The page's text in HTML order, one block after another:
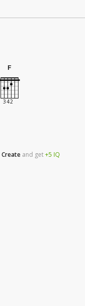
F
Create and get+5 IQ